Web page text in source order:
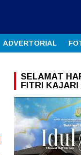
ADVERTORIAL
SELAMAT
FITRI KAJARI